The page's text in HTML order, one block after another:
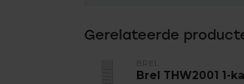
Gerelateerde
BREL
Brel THW2001 1-